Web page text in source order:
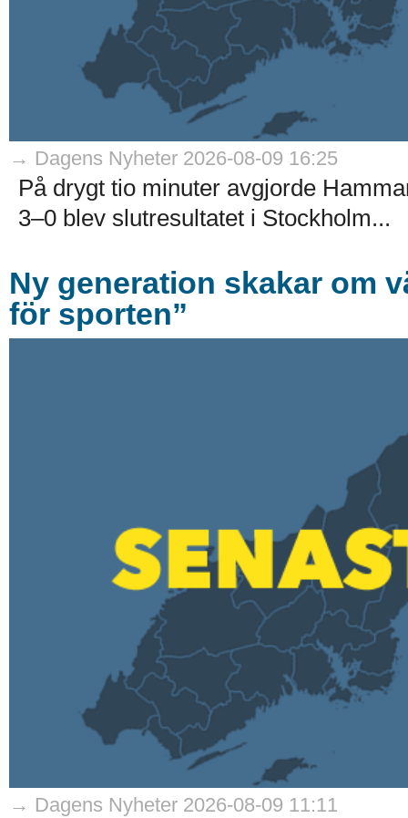
→ Dagens Nyheter 2026-08-09 16:25
På drygt tio minuter avgjorde
3–0 blev slutresultatet i Stockholm...
Ny generation skakar om
för sporten”
→ Dagens Nyheter 2026-08-09 11:11